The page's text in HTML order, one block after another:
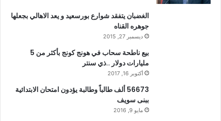
الغضبان يتفقد شوارع بورسعيد و يعد الاهالي بجعلها
جوهره القناه
ديسمبر 27, 2015
بيع ناطحة سحاب في هونج كونج بأكثر من 5
مليارات دولار ..ذي سنتر
أكتوبر 16, 2017
56673 ألف طالباً وطالبة يؤدون امتحان الابتدائية
ببنى سويف
مايو 9, 2016